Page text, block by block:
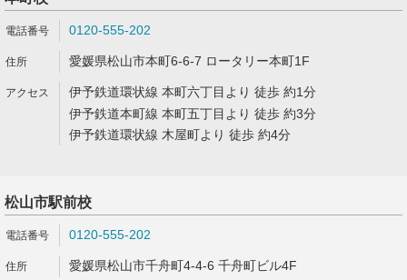
0120-555-202
愛媛県松山市本町6-6-7 ロータリー本町1F
伊予鉄道環状線 本町六丁目より 徒歩 約1分
伊予鉄道本町線 本町五丁目より 徒歩 約3分
伊予鉄道環状線 木屋町より 徒歩 約4分
松山市駅前校
0120-555-202
愛媛県松山市千舟町4-4-6 千舟町ビル4F